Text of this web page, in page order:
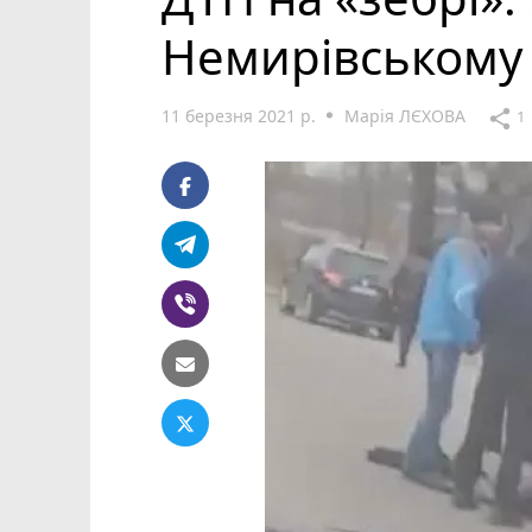
11 березня 2021 р. Марія ЛЄХОВА share 1